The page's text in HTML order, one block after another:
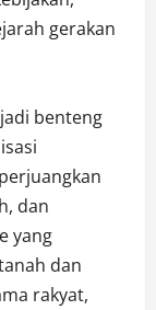
gerakan
benteng
dan
yang
dan
rakyat,